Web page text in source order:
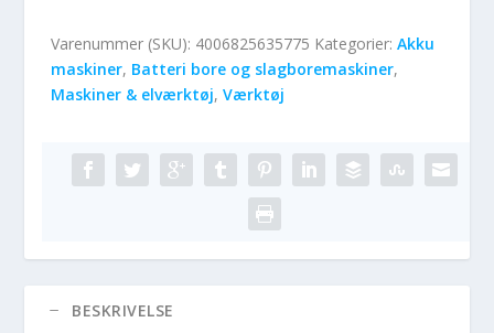
Varenummer (SKU): 4006825635775 Kategorier:Akku
maskiner, Batteri bore og slagboremaskiner,
Maskiner & elværktøj,Værktøj
BESKRIVELSE